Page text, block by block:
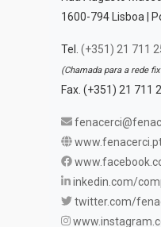
1600-794 Lisboa |
Tel. (+351) 21 711
(Chamada para a rede
Fax. (+351) 21 711
inkedin.com/
twitter.com/